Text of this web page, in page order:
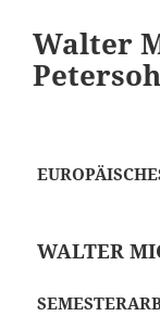
Walter
WALTER